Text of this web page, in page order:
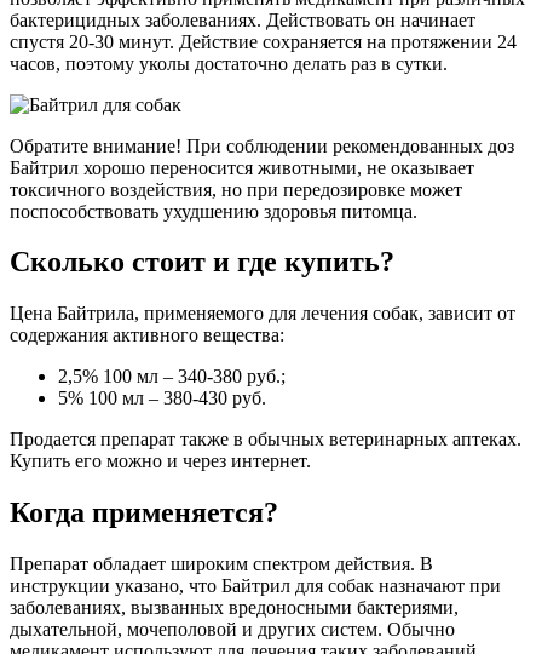
бактерицидных заболеваниях. Действовать он начинает
спустя 20-30 минут. Действие сохраняется на протяжении 24
часов, поэтому уколы достаточно делать раз в сутки.
Обратите внимание! При соблюдении рекомендованных доз
Байтрил хорошо переносится животными, не оказывает
токсичного воздействия, но при передозировке может
поспособствовать ухудшению здоровья питомца.
Сколько стоит и где купить?
Цена Байтрила, применяемого для лечения собак, зависит от
содержания активного вещества:
2,5% 100 мл – 340-380 руб.;
5% 100 мл – 380-430 руб.
Продается препарат также в обычных ветеринарных аптеках.
Купить его можно и через интернет.
Когда применяется?
Препарат обладает широким спектром действия. В
инструкции указано, что Байтрил для собак назначают при
заболеваниях, вызванных вредоносными бактериями,
дыхательной, мочеполовой и других систем. Обычно